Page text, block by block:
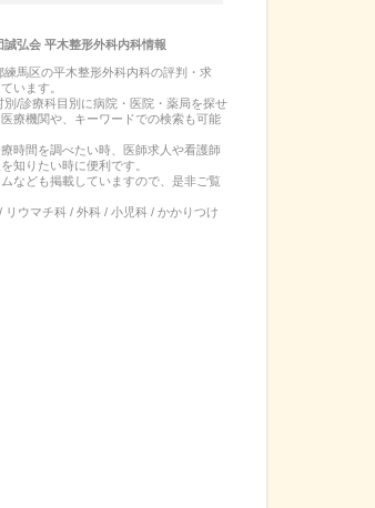
誠弘会 平木整形外科内科情報
練馬区の平木整形外科内科の評判・求
います。
/診療科目別に病院・医院・薬局を探せ
療機関や、キーワードでの検索も可能
時間を調べたい時、医師求人や看護師
知りたい時に便利です。
なども掲載していますので、是非ご覧
リウマチ科 / 外科 / 小児科 / かかりつけ